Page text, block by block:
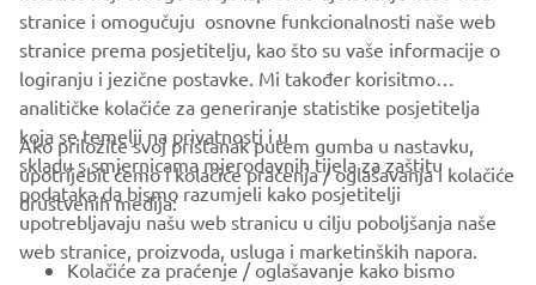
DISCOVER MORE
CORPORATE
FOR BUSINESS
stranice i omogučuju osnovne funkcionalnosti naše web
stranice prema posjetitelju, kao što su vaše informacije o
logiranju i jezične postavke. Mi također korisitmo
analitičke kolačiće za generiranje statistike posjetitelja
koja se temelji na privatnosti i u
skladu s smjernicama mjerodavnih tijela za zaštitu
podataka da bismo razumjeli kako posjetitelji
upotrebljavaju našu web stranicu u cilju poboljšanja naše
web stranice, proizvoda, usluga i marketinških napora.
Ako priložite svoj pristanak putem gumba u nastavku,
upotrijebit ćemo i kolačiće praćenja / oglašavanja i kolačiće
društvenih medija:
Kolačiće za praćenje / oglašavanje kako bismo